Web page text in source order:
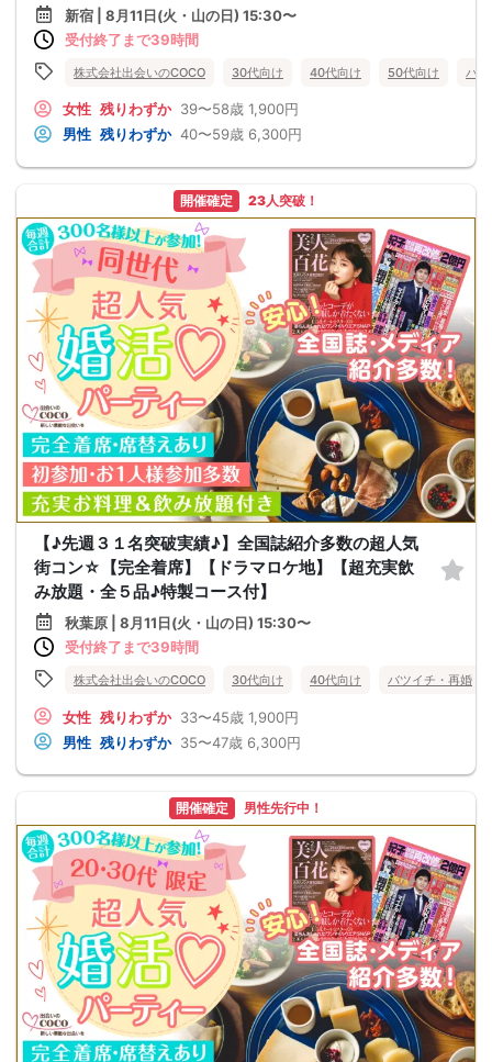
新宿 | 8月11日(火・山の日) 15:30〜
受付終了まで39時間
株式会社出会いのCOCO 30代向け 40代向け 50代向け バ
女性 残りわずか 39〜58歳 1,900円
男性 残りわずか 40〜59歳 6,300円
開催確定 23人突破！
【♪先週３１名突破実績♪】全国誌紹介多数の超人気
街コン☆【完全着席】【ドラマロケ地】【超充実飲
み放題・全５品♪特製コース付】
秋葉原 | 8月11日(火・山の日) 15:30〜
受付終了まで39時間
株式会社出会いのCOCO 30代向け 40代向け バツイチ・再婚
女性 残りわずか 33〜45歳 1,900円
男性 残りわずか 35〜47歳 6,300円
開催確定 男性先行中！